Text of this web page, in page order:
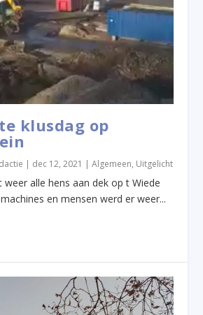
klusdag op
| dec 12, 2021 |Algemeen, Uitgelicht
weer alle hens aan dek op t Wiede
en mensen werd er weer...